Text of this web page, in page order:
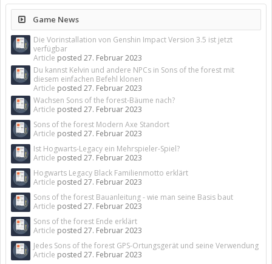
Game News
Die Vorinstallation von Genshin Impact Version 3.5 ist jetzt
verfügbar
Article posted 27. Februar 2023
Du kannst Kelvin und andere NPCs in Sons of the forest mit
diesem einfachen Befehl klonen
Article posted 27. Februar 2023
Wachsen Sons of the forest-Bäume nach?
Article posted 27. Februar 2023
Sons of the forest Modern Axe Standort
Article posted 27. Februar 2023
Ist Hogwarts-Legacy ein Mehrspieler-Spiel?
Article posted 27. Februar 2023
Hogwarts Legacy Black Familienmotto erklärt
Article posted 27. Februar 2023
Sons of the forest Bauanleitung - wie man seine Basis baut
Article posted 27. Februar 2023
Sons of the forest Ende erklärt
Article posted 27. Februar 2023
Jedes Sons of the forest GPS-Ortungsgerät und seine Verwendung
Article posted 27. Februar 2023